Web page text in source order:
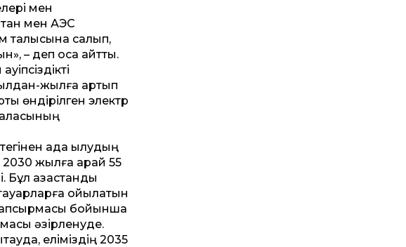
мен
мен АЭС
талқысына салып,
– деп қоса айтты.
жылға артып
өндірілген электр
ада қылудың
жылға қарай 55
қазақстандық
қойылатын
тапсырмасы бойынша
әзірленуде.
еліміздің 2035